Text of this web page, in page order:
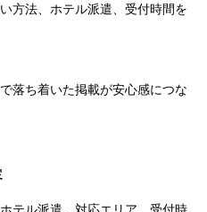
方法、ホテル派遣、受付時間を
落ち着いた掲載が安心感につな